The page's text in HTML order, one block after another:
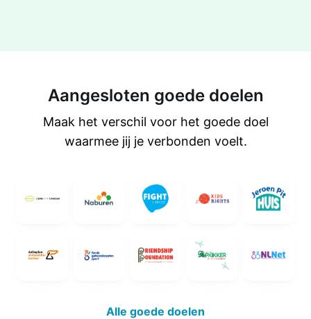
Aangesloten goede doelen
Maak het verschil voor het goede doel
waarmee jij je verbonden voelt.
Alle goede doelen